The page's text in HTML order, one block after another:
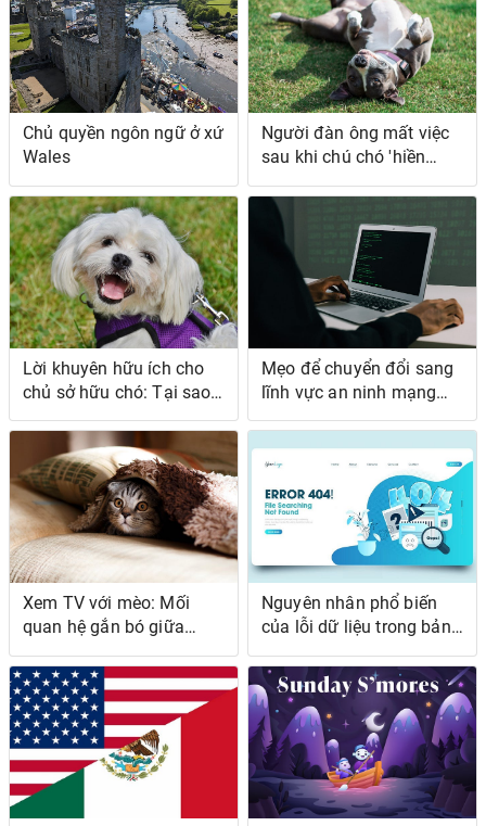
Chủ quyền ngôn ngữ ở xứ
Wales
Người đàn ông mất việc
sau khi chú chó 'hiền
lành' chạy theo người
chạy bộ và người đi xe
đạp trong khu phố
Lời khuyên hữu ích cho
chủ sở hữu chó: Tại sao
việc để chó đánh hơi khi
đi dạo lại quan trọng
Mẹo để chuyển đổi sang
lĩnh vực an ninh mạng
mà không cần nền tảng
Xem TV với mèo: Mối
quan hệ gắn bó giữa
những người bạn
Nguyên nhân phổ biến
của lỗi dữ liệu trong bảng
lương toàn cầu